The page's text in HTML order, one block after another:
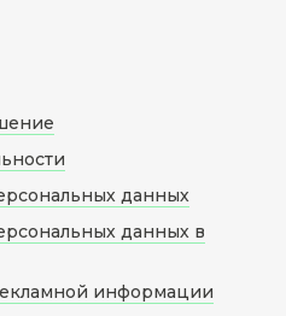
данных
данных в
информации